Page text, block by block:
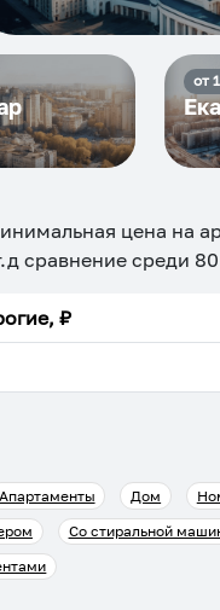
от
цена на
сравнение среди 80
₽
Апартаменты Дом
Со стиральной